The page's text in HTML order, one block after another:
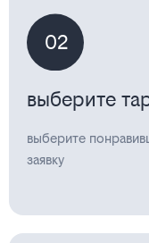
02
выберите
выберите
заявку